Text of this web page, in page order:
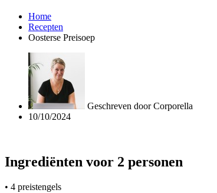
Home
Recepten
Oosterse Preisoep
Geschreven doorCorporella
10/10/2024
Ingrediënten voor 2 personen
• 4 preistengels